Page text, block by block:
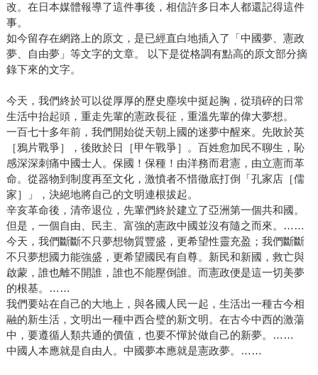
改。在日本媒體報導了這件事後，相信許多日本人都還記得這件
事。
如今留存在網路上的原文，是已經直白地插入了「中國夢、憲政
夢、自由夢」等文字的文章。 以下是從格調有點高的原文部分摘
錄下來的文字。
今天，我們終於可以從厚厚的歷史塵埃中挺起胸，從瑣碎的日常
生活中抬起頭，重走先輩的憲政長征，重溫先輩的偉大夢想。
一百七十多年前，我們開始從天朝上國的迷夢中醒來。先敗於英
［鴉片戰爭］，後敗於日［甲午戰爭］。百姓愈加民不聊生，恥
感深深刺痛中國士人。保國！保種！由洋務而君憲，由立憲而革
命。從器物到制度再至文化，激憤者不惜徹底打倒「孔家店［儒
家］」，決絕地將自己的文明連根拔起。
辛亥革命後，清帝退位，先輩們終於建立了亞洲第一個共和國。
但是，一個自由、民主、富強的憲政中國並沒有隨之而來。……
今天，我們斷斷不只夢想物質豐盛，更希望性靈充盈；我們斷斷
不只夢想國力能強盛，更希望國民有自尊。新民和新國，救亡與
啟蒙，誰也離不開誰，誰也不能壓倒誰。而憲政便是這一切美夢
的根基。……
我們要站在自己的大地上，與各國人民一起，生活出一種古今相
融的新生活，文明出一種中西合璧的新文明。在古今中西的激蕩
中，要遵循人類共通的價值，也要不憚於做自己的新夢。……
中國人本應就是自由人。中國夢本應就是憲政夢。……